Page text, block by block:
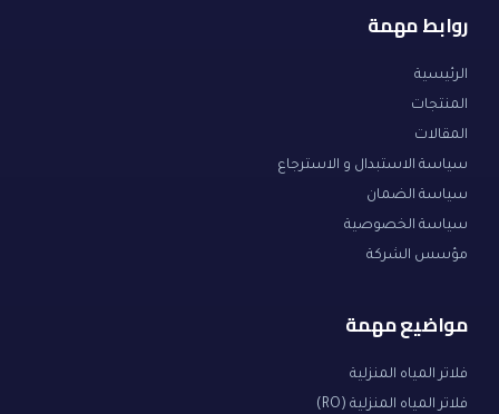
روابط مهمة
الرئيسية
المنتجات
المقالات
سياسة الاستبدال و الاسترجاع
سياسة الضمان
سياسة الخصوصية
مؤسس الشركة
مواضيع مهمة
فلاتر المياه المنزلية
فلاتر المياه المنزلية (RO)